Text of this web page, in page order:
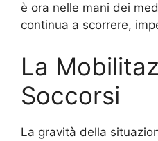
è ora nelle mani dei
continua a scorrere,
La
Soccorsi
La gravità della